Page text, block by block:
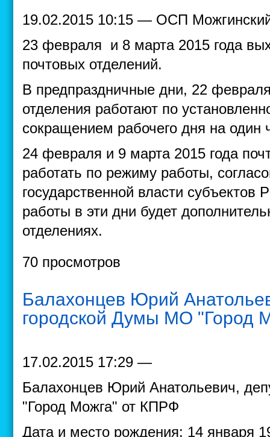
19.02.2015 10:15 — ОСП
23 февраля и 8 марта 2015 года
почтовых отделений.
В предпраздничные дни, 22
отделения работают по
сокращением рабочего дня на один
24 февраля и 9 марта 2015 года
работать по режиму работы,
государственной власти
работы в эти дни будет
отделениях.
70 просмотров
Балахонцев Юрий
городской Думы МО "Город
17.02.2015 17:29 —
Балахонцев Юрий Анатольевич,
"Город Можга" от КПРФ
Дата и место рождения: 14 января